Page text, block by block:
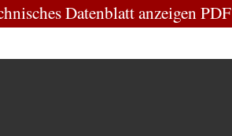
Datenblatt anzeigen PDF